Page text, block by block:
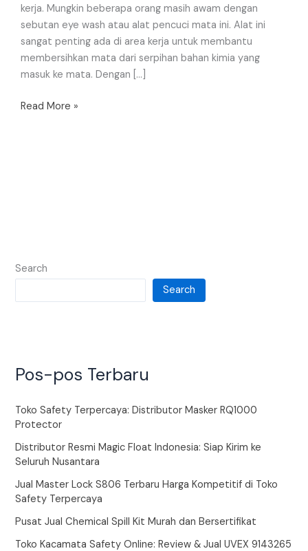
kerja. Mungkin beberapa orang masih awam dengan
sebutan eye wash atau alat pencuci mata ini. Alat ini
sangat penting ada di area kerja untuk membantu
membersihkan mata dari serpihan bahan kimia yang
masuk ke mata. Dengan […]
Read More »
Search
Search
Pos-pos Terbaru
Toko Safety Terpercaya: Distributor Masker RQ1000
Protector
Distributor Resmi Magic Float Indonesia: Siap Kirim ke
Seluruh Nusantara
Jual Master Lock S806 Terbaru Harga Kompetitif di Toko
Safety Terpercaya
Pusat Jual Chemical Spill Kit Murah dan Bersertifikat
Toko Kacamata Safety Online: Review & Jual UVEX 9143265